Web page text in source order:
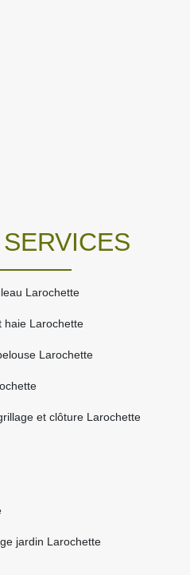
Larochette
haie Larochette
Larochette
et clôture Larochette
jardin Larochette